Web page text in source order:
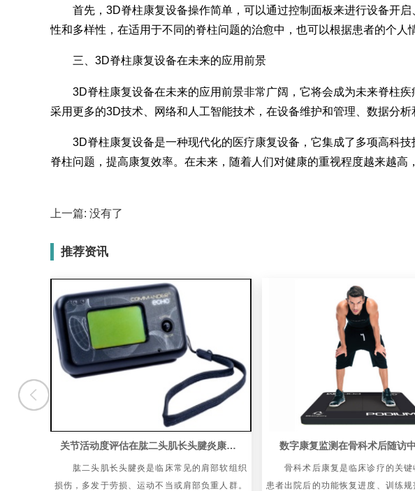
首先，3D脊柱康复设备操作简单，可以通过控制面板来进行设备开
性和多样性，在适用于不同的脊柱问题的治愈中，也可以根据患者的个人
三、3D脊柱康复设备在未来的应用前景
3D脊柱康复设备在未来的应用前景非常广阔，它将会成为未来脊柱
采用更多的3D技术、网络和人工智能技术，在设备维护和管理、数据分析
3D脊柱康复设备是一种现代化的医疗康复设备，它集成了多项高科
脊柱问题，提高康复效率。在未来，随着人们对健康的重视程度越来越
上一篇: 没有了
推荐资讯
关节活动度评估在肱二头肌长头腱炎康复中的应用
肱二头肌长头腱炎是临床常见的肩部软组织
损伤，多发于劳损、运动不当或肩部负重人群。
数字康复监测在骨科术后随访
骨科术后康复是临床诊疗的关键
患者出院后的功能恢复进度、训练